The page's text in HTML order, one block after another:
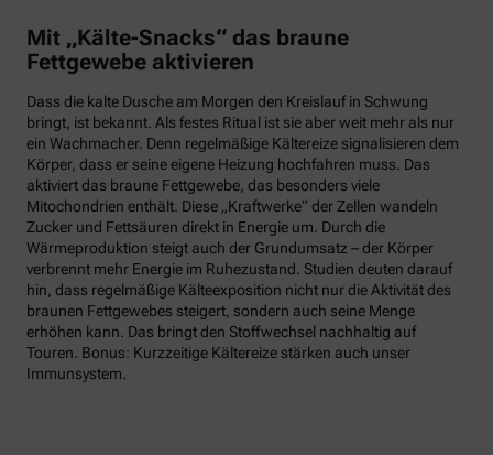
Mit „Kälte-Snacks“ das braune
Fettgewebe aktivieren
Dass die kalte Dusche am Morgen den Kreislauf in Schwung
bringt, ist bekannt. Als festes Ritual ist sie aber weit mehr als nur
ein Wachmacher. Denn regelmäßige Kältereize signalisieren dem
Körper, dass er seine eigene Heizung hochfahren muss. Das
aktiviert das braune Fettgewebe, das besonders viele
Mitochondrien enthält. Diese „Kraftwerke“ der Zellen wandeln
Zucker und Fettsäuren direkt in Energie um. Durch die
Wärmeproduktion steigt auch der Grundumsatz – der Körper
verbrennt mehr Energie im Ruhezustand. Studien deuten darauf
hin, dass regelmäßige Kälteexposition nicht nur die Aktivität des
braunen Fettgewebes steigert, sondern auch seine Menge
erhöhen kann. Das bringt den Stoffwechsel nachhaltig auf
Touren. Bonus: Kurzzeitige Kältereize stärken auch unser
Immunsystem.